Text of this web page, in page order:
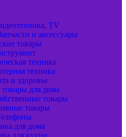
TV
и аксессуары
товары
техника
техника
и здоровье
для дома
товары
товары
для дома
для кухни